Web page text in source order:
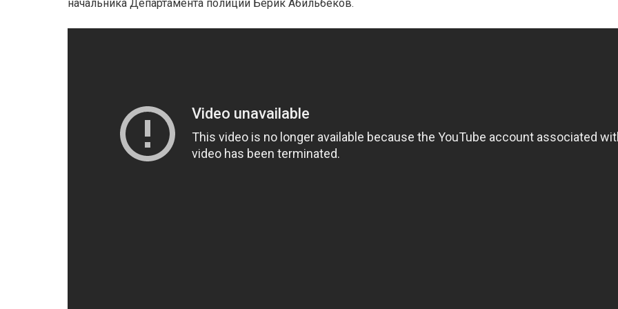
начальника Департамента полиции Берик Абильбеков.